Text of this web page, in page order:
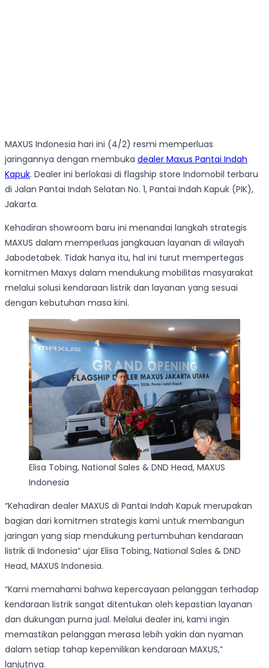
MAXUS Indonesia hari ini (4/2) resmi memperluas
jaringannya dengan membuka dealer Maxus Pantai Indah
Kapuk. Dealer ini berlokasi di flagship store Indomobil terbaru
di Jalan Pantai Indah Selatan No. 1, Pantai Indah Kapuk (PIK),
Jakarta.
Kehadiran showroom baru ini menandai langkah strategis
MAXUS dalam memperluas jangkauan layanan di wilayah
Jabodetabek. Tidak hanya itu, hal ini turut mempertegas
komitmen Maxys dalam mendukung mobilitas masyarakat
melalui solusi kendaraan listrik dan layanan yang sesuai
dengan kebutuhan masa kini.
Elisa Tobing, National Sales & DND Head, MAXUS
Indonesia
“Kehadiran dealer MAXUS di Pantai Indah Kapuk merupakan
bagian dari komitmen strategis kami untuk membangun
jaringan yang siap mendukung pertumbuhan kendaraan
listrik di Indonesia” ujar Elisa Tobing, National Sales & DND
Head, MAXUS Indonesia.
“Kami memahami bahwa kepercayaan pelanggan terhadap
kendaraan listrik sangat ditentukan oleh kepastian layanan
dan dukungan purna jual. Melalui dealer ini, kami ingin
memastikan pelanggan merasa lebih yakin dan nyaman
dalam setiap tahap kepemilikan kendaraan MAXUS,”
lanjutnya.